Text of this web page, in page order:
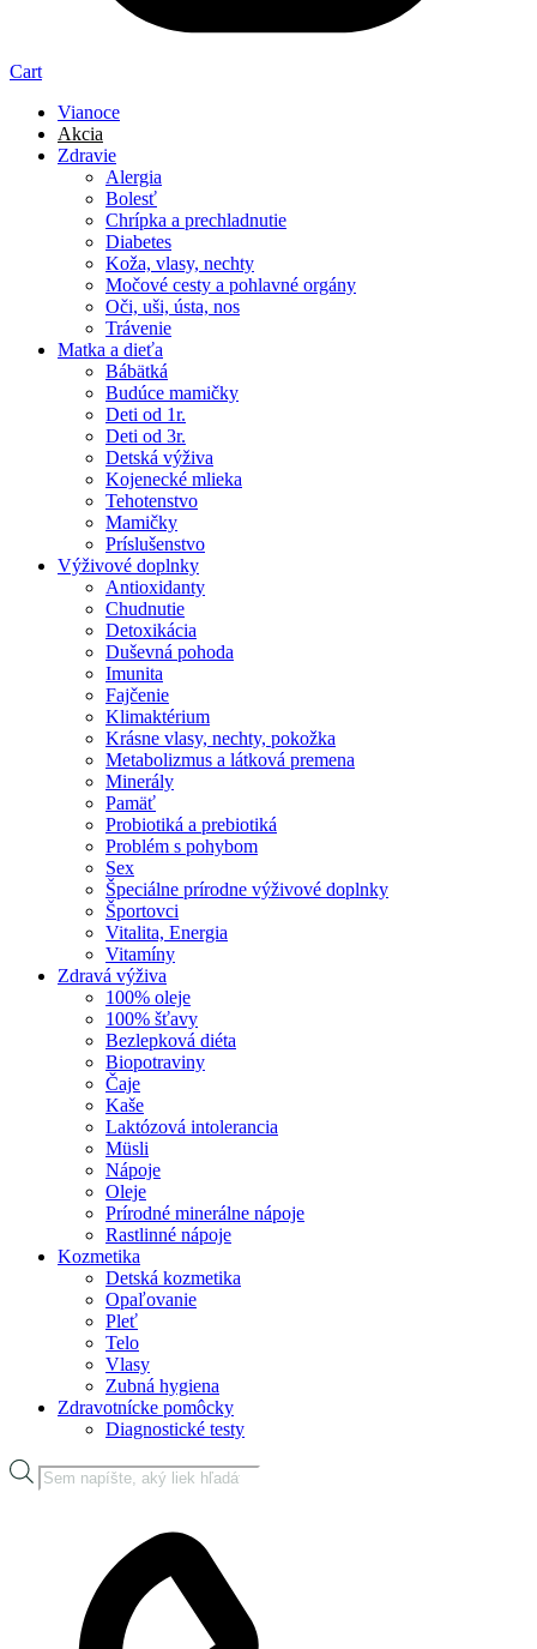
Cart
Vianoce
Akcia
Zdravie
Alergia
Bolesť
Chrípka a prechladnutie
Diabetes
Koža, vlasy, nechty
Močové cesty a pohlavné orgány
Oči, uši, ústa, nos
Trávenie
Matka a dieťa
Bábätká
Budúce mamičky
Deti od 1r.
Deti od 3r.
Detská výživa
Kojenecké mlieka
Tehotenstvo
Mamičky
Príslušenstvo
Výživové doplnky
Antioxidanty
Chudnutie
Detoxikácia
Duševná pohoda
Imunita
Fajčenie
Klimaktérium
Krásne vlasy, nechty, pokožka
Metabolizmus a látková premena
Minerály
Pamäť
Probiotiká a prebiotiká
Problém s pohybom
Sex
Špeciálne prírodne výživové doplnky
Športovci
Vitalita, Energia
Vitamíny
Zdravá výživa
100% oleje
100% šťavy
Bezlepková diéta
Biopotraviny
Čaje
Kaše
Laktózová intolerancia
Müsli
Nápoje
Oleje
Prírodné minerálne nápoje
Rastlinné nápoje
Kozmetika
Detská kozmetika
Opaľovanie
Pleť
Telo
Vlasy
Zubná hygiena
Zdravotnícke pomôcky
Diagnostické testy
Products
search